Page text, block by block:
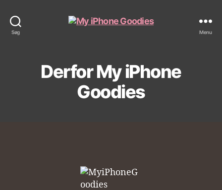
Søg Menu
Derfor My iPhone
Goodies